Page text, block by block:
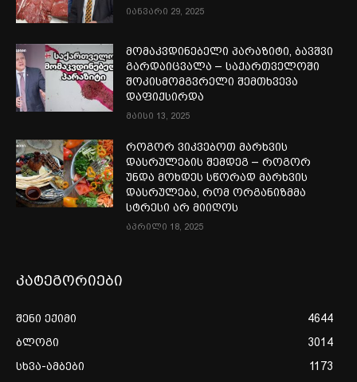
იანვარი 29, 2025
მომაკვდინებელი პარაზიტი, ბავშვი
გარდაიცვალა – საქართველოში
შოკისმომგვრელი შემთხვევა
დაფიქსირდა
მაისი 13, 2025
როგორ ვიკვებოთ მარხვის
დასრულების შემდეგ – როგორ
უნდა მოხდეს სწორად მარხვის
დასრულება, რომ ორგანიზმმა
სტრესი არ მიიღოს
აპრილი 18, 2025
კატეგორიები
შენი ექიმი
4644
ბლოგი
3014
სხვა-ამბები
1173